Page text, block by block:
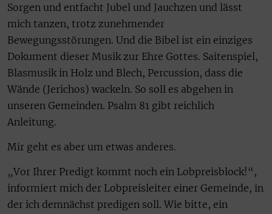
Sorgen und entfacht Jubel und Jauchzen und lässt
mich tanzen, trotz zunehmender
Bewegungsstörungen. Und die Bibel ist ein einziges
Dokument dieser Musik zur Ehre Gottes. Saitenspiel,
Blasmusik in Holz und Blech, Percussion, dass die
Wände (Jerichos) wackeln. So soll es abgehen in
unseren Gemeinden. Psalm 81 gibt reichlich
Anleitung.
Mir geht es aber um etwas anderes.
„Vor Ihrer Predigt kommt noch ein Lobpreisblock!“,
informiert mich der Lobpreisleiter einer Gemeinde, in
der ich demnächst predigen soll. Wie bitte, ein